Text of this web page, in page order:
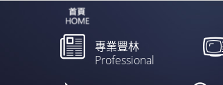
專業豐林
Professional